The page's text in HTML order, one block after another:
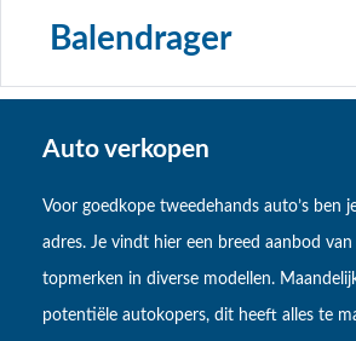
Balendrager
Auto verkopen
Voor goedkope tweedehands auto’s ben
adres. Je vindt hier een breed aanbod
topmerken in diverse modellen.
potentiële autokopers, dit heeft alles te